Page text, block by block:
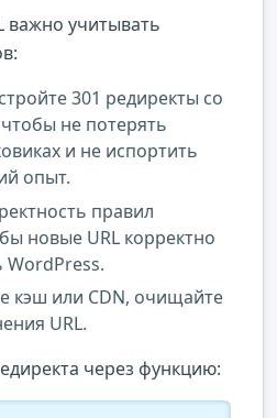
важно учитывать
301 редиректы со
не потерять
и не испортить
опыт.
правил
новые URL корректно
WordPress.
кэш или CDN, очищайте
URL.
через функцию: